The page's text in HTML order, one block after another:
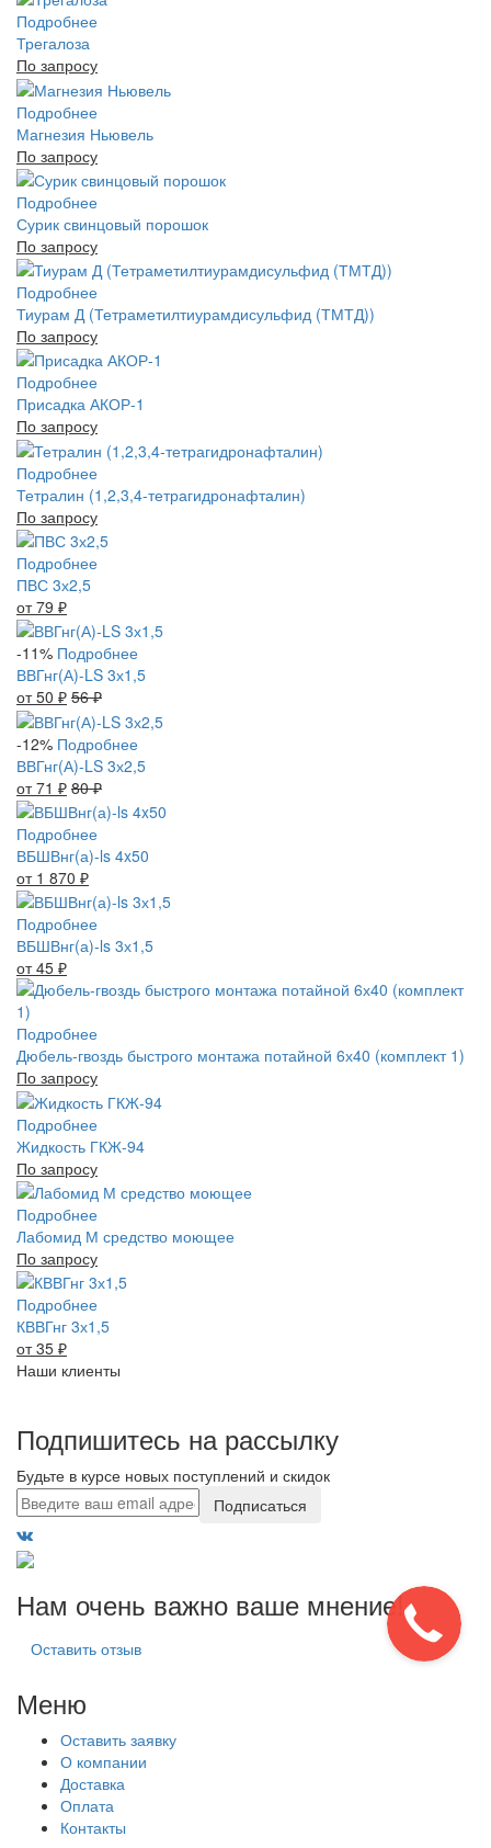
Подробнее
Трегалоза
По запросу
Подробнее
Магнезия Ньювель
По запросу
Подробнее
Сурик свинцовый порошок
По запросу
Подробнее
Тиурам Д (Тетраметилтиурамдисульфид (ТМТД))
По запросу
Подробнее
Присадка АКОР-1
По запросу
Подробнее
Тетралин (1,2,3,4-тетрагидронафталин)
По запросу
Подробнее
ПВС 3х2,5
от 79 ₽
-11% Подробнее
ВВГнг(А)-LS 3х1,5
от 50 ₽ 56₽
-12% Подробнее
ВВГнг(А)-LS 3х2,5
от 71 ₽ 80₽
Подробнее
ВБШВнг(а)-ls 4x50
от 1 870 ₽
Подробнее
ВБШВнг(а)-ls 3х1,5
от 45 ₽
Подробнее
Дюбель-гвоздь быстрого монтажа потайной 6х40 (комплект 1)
По запросу
Подробнее
Жидкость ГКЖ-94
По запросу
Подробнее
Лабомид М средство моющее
По запросу
Подробнее
КВВГнг 3х1,5
от 35 ₽
Наши клиенты
Подпишитесь на рассылку
Будьте в курсе новых поступлений и скидок
Подписаться
Нам очень важно ваше мнение!
Оставить отзыв
Меню
Оставить заявку
О компании
Доставка
Оплата
Контакты